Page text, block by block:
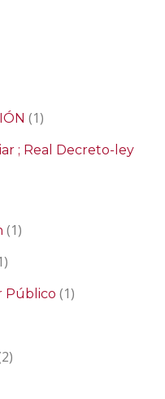
(1)
; Real Decreto-ley
(1)
Público (1)